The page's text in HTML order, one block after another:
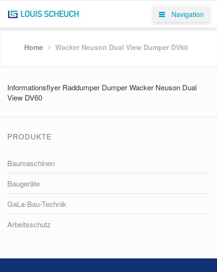
Navigation
Home Wacker Neuson Dual View Dumper DV60
Informationsflyer Raddumper Dumper Wacker Neuson Dual
View DV60
PRODUKTE
Baumaschinen
Baugeräte
GaLa-Bau-Technik
Arbeitsschutz